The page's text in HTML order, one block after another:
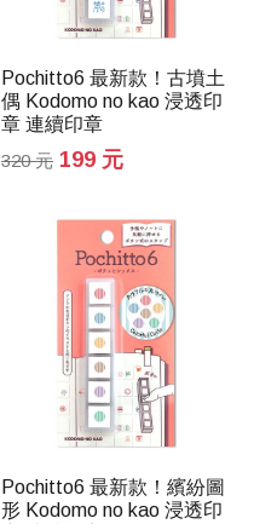
Pochitto6 最新款！古墳土
偶 Kodomo no kao 浸透印
章 連續印章
320 元 199 元
Pochitto6 最新款！繽紛圖
形 Kodomo no kao 浸透印